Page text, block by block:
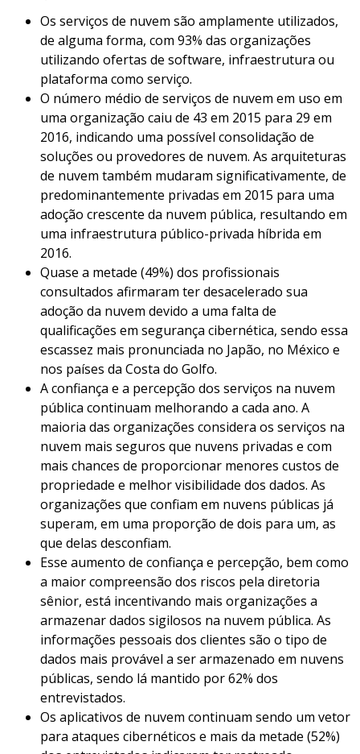
Os serviços de nuvem são amplamente utilizados,
de alguma forma, com 93% das organizações
utilizando ofertas de software, infraestrutura ou
plataforma como serviço.
O número médio de serviços de nuvem em uso em
uma organização caiu de 43 em 2015 para 29 em
2016, indicando uma possível consolidação de
soluções ou provedores de nuvem. As arquiteturas
de nuvem também mudaram significativamente, de
predominantemente privadas em 2015 para uma
adoção crescente da nuvem pública, resultando em
uma infraestrutura público-privada híbrida em
2016.
Quase a metade (49%) dos profissionais
consultados afirmaram ter desacelerado sua
adoção da nuvem devido a uma falta de
qualificações em segurança cibernética, sendo essa
escassez mais pronunciada no Japão, no México e
nos países da Costa do Golfo.
A confiança e a percepção dos serviços na nuvem
pública continuam melhorando a cada ano. A
maioria das organizações considera os serviços na
nuvem mais seguros que nuvens privadas e com
mais chances de proporcionar menores custos de
propriedade e melhor visibilidade dos dados. As
organizações que confiam em nuvens públicas já
superam, em uma proporção de dois para um, as
que delas desconfiam.
Esse aumento de confiança e percepção, bem como
a maior compreensão dos riscos pela diretoria
sênior, está incentivando mais organizações a
armazenar dados sigilosos na nuvem pública. As
informações pessoais dos clientes são o tipo de
dados mais provável a ser armazenado em nuvens
públicas, sendo lá mantido por 62% dos
entrevistados.
Os aplicativos de nuvem continuam sendo um vetor
para ataques cibernéticos e mais da metade (52%)